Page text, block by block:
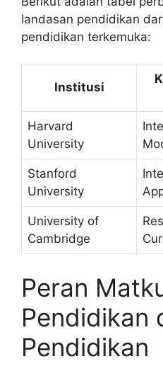
landasan pendidikan
pendidikan terkemuka:
Institusi
Harvard
University
Stanford
University
University of
Cambridge
Peran
Pendidikan
Pendidikan